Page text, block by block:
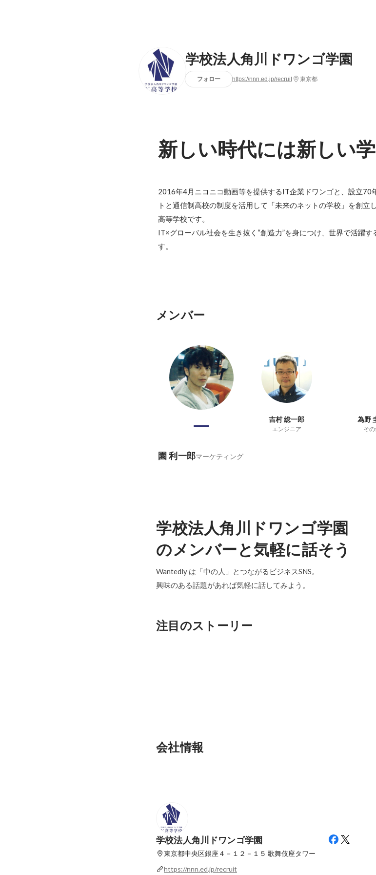
学校法人角川ドワンゴ学園
フォロー https://nnn.ed.jp/recruit 東京都
新しい時代には新しい
2016年4⽉ニコニコ動画等を提供するIT企業ドワンゴと、設立70
トと通信制⾼校の制度を活⽤して「未来のネットの学校」を創⽴
高等学校です。
IT×グローバル社会を生き抜く“創造力”を身につけ、世界で活躍
メンバー
吉村 総一郎
エンジニア
為野
そ
園 利一郎マーケティング
学校法人角川ドワンゴ学園
のメンバーと気軽に話そう
Wantedly は「中の人」とつながるビジネスSNS。
興味のある話題があれば気軽に話してみよう。
注目のストーリー
会社情報
学校法人角川ドワンゴ学園
東京都中央区銀座４－１２－１５ 歌舞伎座タワー
https://nnn.ed.jp/recruit